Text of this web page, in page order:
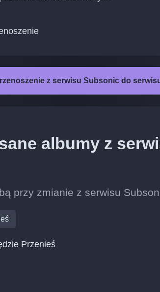
z serwisu Subsonic do
albumy z
przy zmianie z serwisu
Przenieś